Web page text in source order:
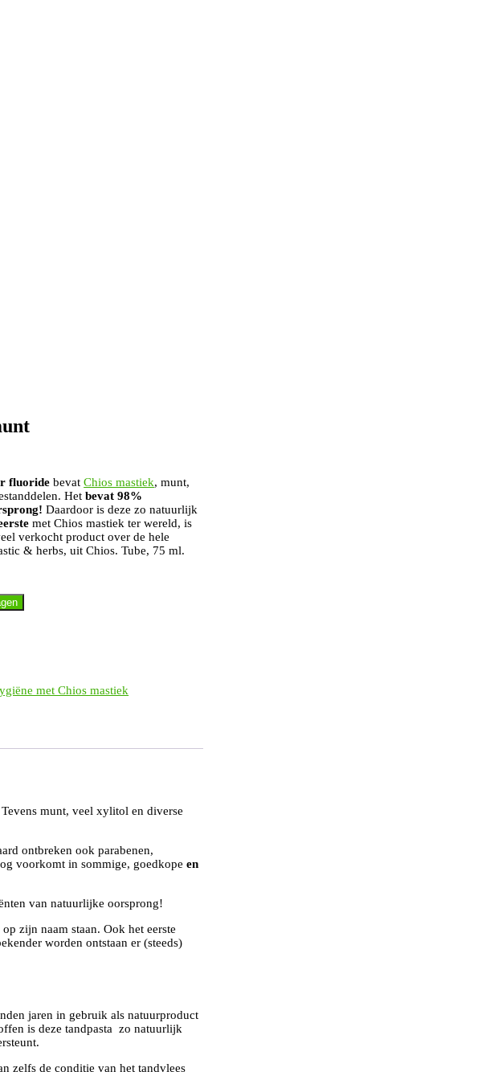
fluoride bevatChios mastiek, munt,
Hetbevat 98%
Daardoor is deze zo natuurlijk
met Chios mastiek ter wereld, is
verkocht product over de hele
& herbs, uit Chios. Tube, 75 ml.
met Chios mastiek
munt, veel xylitol en diverse
ontbreken ook parabenen,
voorkomt in sommige, goedkope en
van natuurlijke oorsprong!
zijn naam staan. Ook het eerste
worden ontstaan er (steeds)
jaren in gebruik als natuurproduct
is deze tandpasta zo natuurlijk
zelfs de conditie van het tandvlees